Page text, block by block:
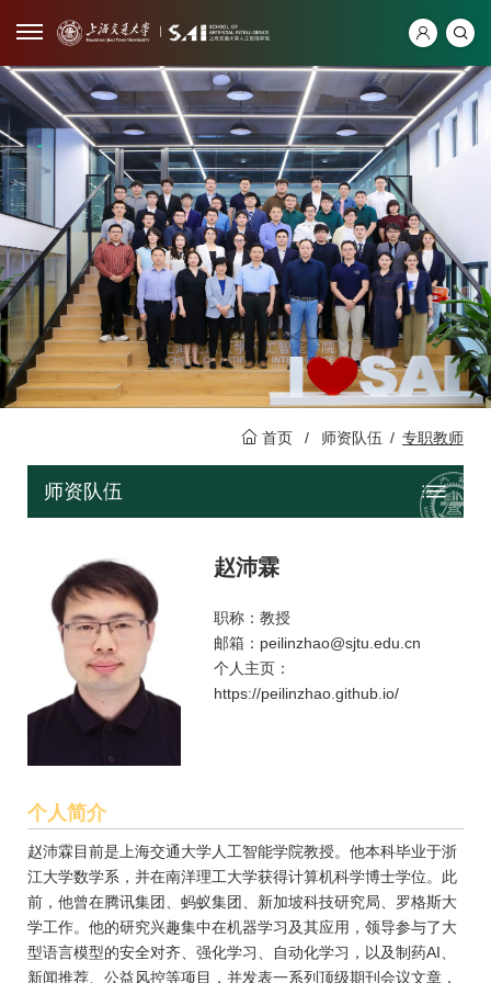
首页 / 师资队伍 / 专职教师
师资队伍
赵沛霖
职称：教授
邮箱：peilinzhao@sjtu.edu.cn
个人主页：
https://peilinzhao.github.io/
个人简介
赵沛霖目前是上海交通大学人工智能学院教授。他本科毕业于浙
江大学数学系，并在南洋理工大学获得计算机科学博士学位。此
前，他曾在腾讯集团、蚂蚁集团、新加坡科技研究局、罗格斯大
学工作。他的研究兴趣集中在机器学习及其应用，领导参与了大
型语言模型的安全对齐、强化学习、自动化学习，以及制药AI、
新闻推荐、公益风控等项目，并发表一系列顶级期刊会议文章，